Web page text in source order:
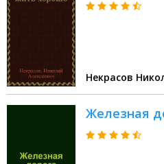
Некрасов
Железная